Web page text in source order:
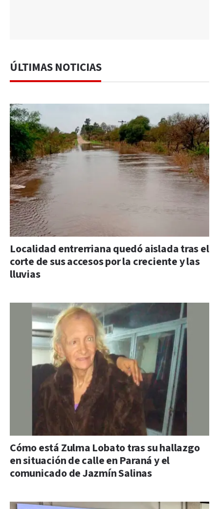
ÚLTIMAS NOTICIAS
Localidad entrerriana quedó aislada tras el
corte de sus accesos por la creciente y las
lluvias
Cómo está Zulma Lobato tras su hallazgo
en situación de calle en Paraná y el
comunicado de Jazmín Salinas